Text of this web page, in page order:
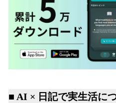
■ AI × 日記で実生活に